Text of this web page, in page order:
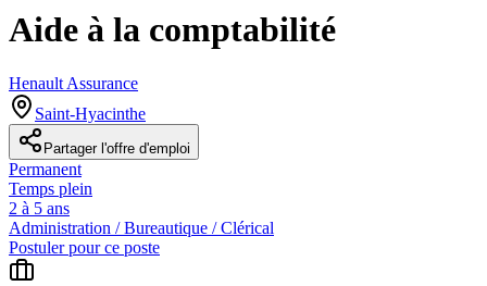
Aide à la comptabilité
Henault Assurance
Saint-Hyacinthe
Partager l'offre d'emploi
Permanent
Temps plein
2 à 5 ans
Administration / Bureautique / Clérical
Postuler pour ce poste